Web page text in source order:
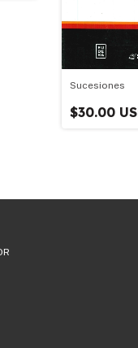
Sucesiones
$30.00